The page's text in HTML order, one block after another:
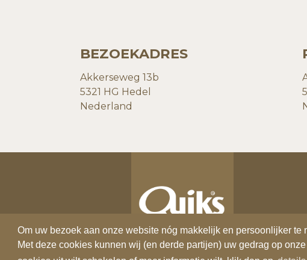
Om uw bezoek aan onze website nóg makkelijk en persoonlijker
Met deze cookies kunnen wij (en derde partijen) uw gedrag op
Om uw bezoek aan onze website nóg makkelijk en persoonlijker
Met deze cookies kunnen wij (en derde partijen) uw gedrag op
BEZOEKADRES
Akkerseweg 13b
5321 HG Hedel
Nederland